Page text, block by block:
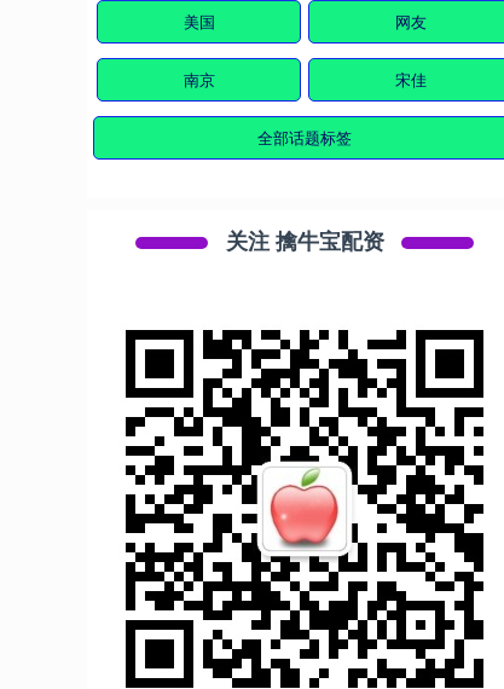
美国 网友
南京 宋佳
全部话题标签
关注 擒牛宝配资